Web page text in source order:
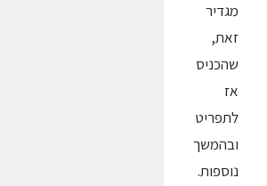
מגדיר
זאת,
שהכניס
אז
לתפריט
ובהמשך
נוספות.